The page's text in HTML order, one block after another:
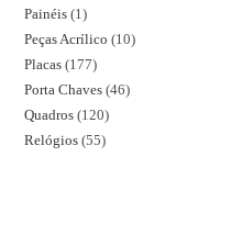
Painéis 1
Peças Acrílico 10
Placas 177
Porta Chaves 46
Quadros 120
Relógios 55